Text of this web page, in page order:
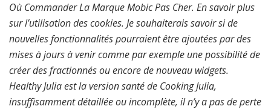
Où Commander La Marque Mobic Pas Cher. En savoir plus
sur l’utilisation des cookies. Je souhaiterais savoir si de
nouvelles fonctionnalités pourraient être ajoutées par des
mises à jours à venir comme par exemple une possibilité de
créer des fractionnés ou encore de nouveau widgets.
Healthy Julia est la version santé de Cooking Julia,
insuffisamment détaillée ou incomplète, il n’y a pas de perte